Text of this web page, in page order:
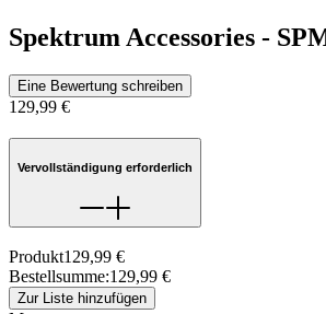
Spektrum Accessories -
Eine Bewertung schreiben
129,99 €
Vervollständigung erforderlich
Produkt129,99 €
Bestellsumme:129,99 €
Zur Liste hinzufügen